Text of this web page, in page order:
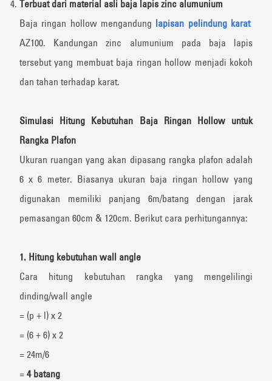
Terbuat dari material asli baja lapis zinc alumunium
Baja ringan hollow mengandung lapisan pelindung karat
AZ100. Kandungan zinc alumunium pada baja lapis
tersebut yang membuat baja ringan hollow menjadi kokoh
dan tahan terhadap karat.
Simulasi Hitung Kebutuhan Baja Ringan Hollow untuk
Rangka Plafon
Ukuran ruangan yang akan dipasang rangka plafon adalah
6 x 6 meter. Biasanya ukuran baja ringan hollow yang
digunakan memiliki panjang 6m/batang dengan jarak
pemasangan 60cm & 120cm. Berikut cara perhitungannya:
1. Hitung kebutuhan wall angle
Cara hitung kebutuhan rangka yang mengelilingi
dinding/wall angle
= (p + l) x 2
= (6 + 6) x 2
= 24m/6
= 4 batang